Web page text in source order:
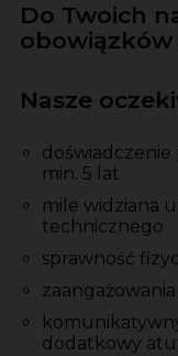
Do Twoich
obowiązków
Nasze
min. 5 lat
mile widziana
technicznego
sprawność
dodatkowy